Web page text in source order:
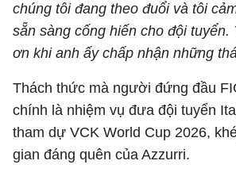
chúng tôi đang theo đuổi và tôi
sẵn sàng cống hiến cho đội tuyển.
ơn khi anh ấy chấp nhận những
Thách thức mà người đứng đầu
chính là nhiệm vụ đưa đội tuyển
tham dự VCK World Cup 2026,
gian đáng quên của Azzurri.